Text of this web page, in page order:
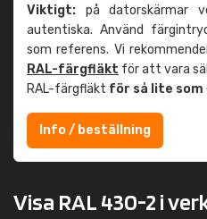
Viktigt: på datorskärmar
autentiska. Använd
som referens. Vi
RAL-färgfläkt för att vara
RAL-färgfläkt för så lite som
Info / beställning
Visa RAL 430-2 i